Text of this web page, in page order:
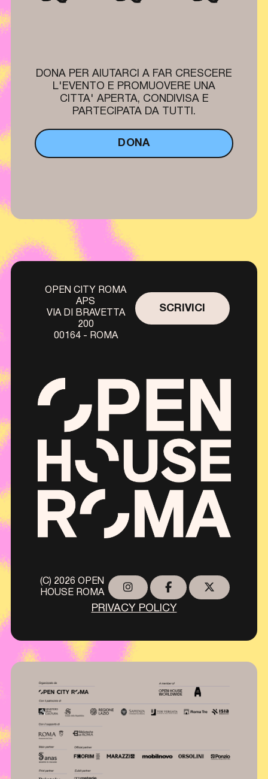
DONA PER AIUTARCI A FAR CRESCERE
L'EVENTO E PROMUOVERE UNA
CITTA' APERTA, CONDIVISA E
PARTECIPATA DA TUTTI.
DONA
OPEN CITY ROMA
APS
VIA DI BRAVETTA
200
00164 - ROMA
SCRIVICI
(C) 2026 OPEN
HOUSE ROMA
PRIVACY POLICY